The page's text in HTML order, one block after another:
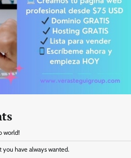
world!
have always wanted.